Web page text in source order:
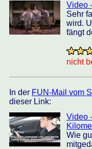
Video
Sehr
wird.
fängt
nicht
In der FUN-Mail vom
dieser Link:
Video
Wie